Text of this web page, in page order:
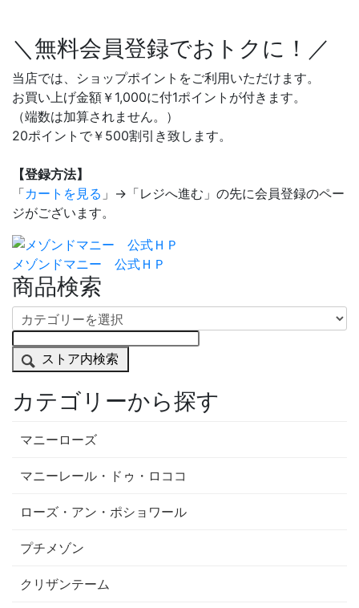
＼無料会員登録でおトクに！／
当店では、ショップポイントをご利用いただけます。
お買い上げ金額￥1,000に付1ポイントが付きます。
（端数は加算されません。）
20ポイントで￥500割引き致します。
【登録方法】
「カートを見る 」→「レジへ進む」の先に会員登録のペー
ジがございます。
メゾンドマニー 公式ＨＰ
商品検索
ストア内検索
カテゴリーから探す
マニーローズ
マニーレール・ドゥ・ロココ
ローズ・アン・ポショワール
プチメゾン
クリザンテーム